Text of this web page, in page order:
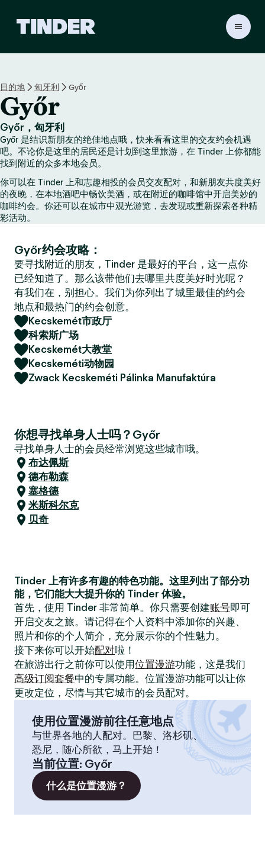
目的地 匈牙利 Győr
Győr
Győr，匈牙利
Győr 是结识新朋友的绝佳地点哦，快来看看这里的交友约会机遇
吧。不论你是这里的居民还是计划到这里旅游，在 Tinder 上你都能
找到附近的众多本地会员。
你可以在 Tinder 上和志趣相投的会员交友配对，和新朋友共度美好
的夜晚，在本地酒吧中畅饮美酒，或在附近的咖啡馆中开启美妙的
咖啡约会。你还可以在城市中观光游览，去发现或重新探索各种精
彩活动。
Győr约会攻略：
要寻找附近的朋友，Tinder 是最好的平台，这一点你
已经知道了。那么该带他们去哪里共度美好时光呢？
有我们在，别担心。我们为你列出了城里最佳的约会
地点和最热门的约会创意。
Kecskemét市政厅
科索斯广场
Kecskemét大教堂
Kecskeméti动物园
Zwack Kecskeméti Pálinka Manufaktúra
你想寻找单身人士吗？Győr
寻找单身人士的会员经常浏览这些城市哦。
布达佩斯
德布勒森
塞格德
米斯科尔克
贝奇
Tinder 上有许多有趣的特色功能。这里列出了部分功
能，它们能大大提升你的 Tinder 体验。
首先，使用 Tinder 非常简单。你只需要创建账号即可
开启交友之旅。请记得在个人资料中添加你的兴趣、
照片和你的个人简介，充分展示你的个性魅力。
接下来你可以开始配对啦！
在旅游出行之前你可以使用位置漫游功能，这是我们
高级订阅套餐中的专属功能。位置漫游功能可以让你
更改定位，尽情与其它城市的会员配对。
使用位置漫游前往任意地点
与世界各地的人配对。巴黎、洛杉矶、
悉尼，随心所欲，马上开始！
当前位置: Győr
什么是位置漫游？